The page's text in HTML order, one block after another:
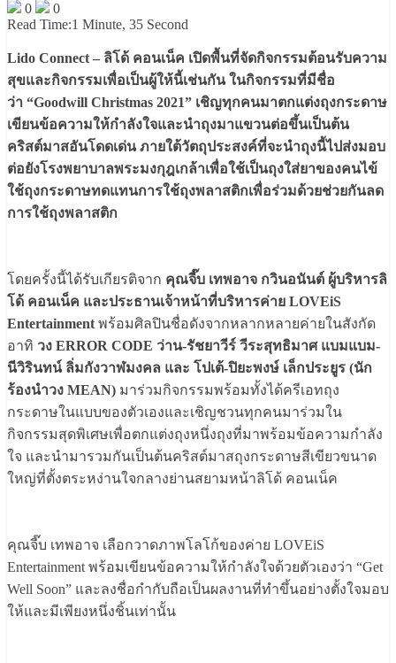
0
0
Read Time:1 Minute, 35 Second
Lido Connect – ลิโด้ คอนเน็ค เปิดพื้นที่จัดกิจกรรมต้อนรับความ
สุขและกิจกรรมเพื่อเป็นผู้ให้นี้เช่นกัน ในกิจกรรมที่มีชื่อ
ว่า “Goodwill Christmas 2021” เชิญทุกคนมาตกแต่งถุงกระดาษ
เขียนข้อความให้กำลังใจและนำถุงมาแขวนต่อขึ้นเป็นต้น
คริสต์มาสอันโดดเด่น ภายใต้วัตถุประสงค์ที่จะนำถุงนี้ไปส่งมอบ
ต่อยังโรงพยาบาลพระมงกุฎเกล้าเพื่อใช้เป็นถุงใส่ยาของคนไข้
ใช้ถุงกระดาษทดแทนการใช้ถุงพลาสติกเพื่อร่วมด้วยช่วยกันลด
การใช้ถุงพลาสติก
โดยครั้งนี้ได้รับเกียรติจาก คุณจี๊บ เทพอาจ กวินอนันต์ ผู้บริหารลิ
โด้ คอนเน็ค และประธานเจ้าหน้าที่บริหารค่าย LOVEiS
Entertainment พร้อมศิลปินชื่อดังจากหลากหลายค่ายในสังกัด
อาทิ วง ERROR CODE ว่าน-รัชยาวีร์ วีระสุทธิมาศ แบมแบม-
นีวิรินทน์ ลิ่มกังวาฬมงคล และ โปเต้-ปิยะพงษ์ เล็กประยูร (นัก
ร้องนำวง MEAN) มาร่วมกิจกรรมพร้อมทั้งได้ครีเอทถุง
กระดาษในแบบของตัวเองและเชิญชวนทุกคนมาร่วมใน
กิจกรรมสุดพิเศษเพื่อตกแต่งถุงหนึ่งถุงที่มาพร้อมข้อความกำลัง
ใจ และนำมารวมกันเป็นต้นคริสต์มาสถุงกระดาษสีเขียวขนาด
ใหญ่ที่ตั้งตระหง่านใจกลางย่านสยามหน้าลิโด้ คอนเน็ค
คุณจี๊บ เทพอาจ เลือกวาดภาพโลโก้ของค่าย LOVEiS
Entertainment พร้อมเขียนข้อความให้กำลังใจด้วยตัวเองว่า “Get
Well Soon” และลงชื่อกำกับถือเป็นผลงานที่ทำขึ้นอย่างตั้งใจมอบ
ให้และมีเพียงหนึ่งชิ้นเท่านั้น